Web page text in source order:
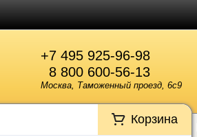
+7 495 925-96-98
8 800 600-56-13
Москва, Таможенный проезд, 6с9
Корзина